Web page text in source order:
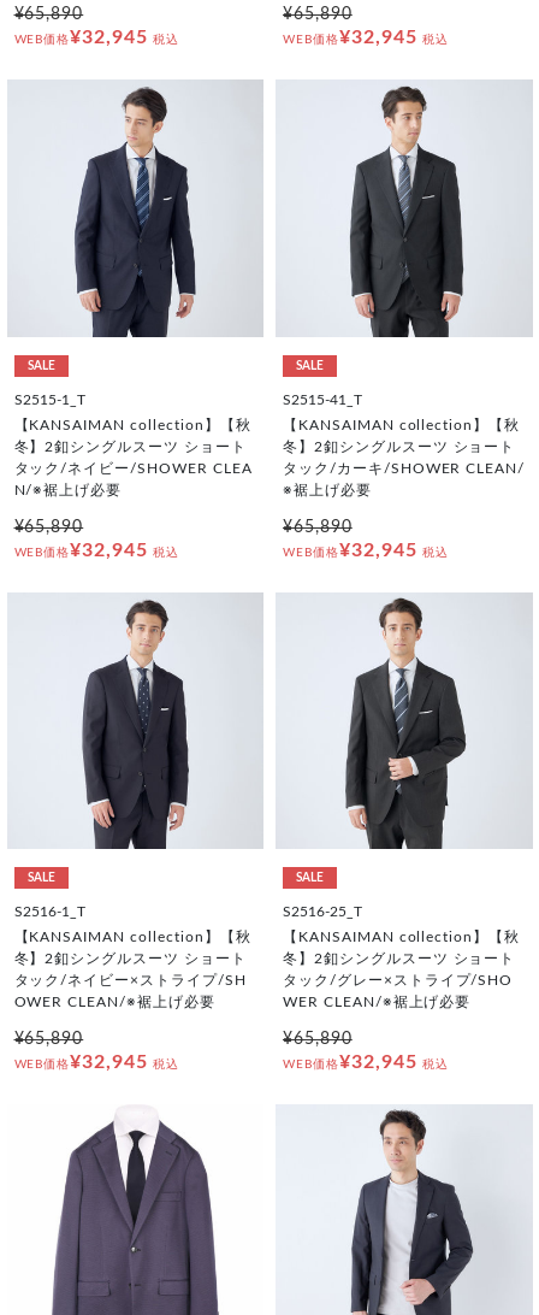
¥65,890
WEB価格¥32,945 税込
¥65,890
WEB価格¥32,945 税込
SALE
S2515-1_T
【KANSAIMAN collection】【秋
冬】2釦シングルスーツ ショート
タック/ネイビー/SHOWER CLEA
N/※裾上げ必要
¥65,890
WEB価格¥32,945 税込
SALE
S2515-41_T
【KANSAIMAN collection】【秋
冬】2釦シングルスーツ ショート
タック/カーキ/SHOWER CLEAN/
※裾上げ必要
¥65,890
WEB価格¥32,945 税込
SALE
S2516-1_T
【KANSAIMAN collection】【秋
冬】2釦シングルスーツ ショート
タック/ネイビー×ストライプ/SH
OWER CLEAN/※裾上げ必要
¥65,890
WEB価格¥32,945 税込
SALE
S2516-25_T
【KANSAIMAN collection】【秋
冬】2釦シングルスーツ ショート
タック/グレー×ストライプ/SHO
WER CLEAN/※裾上げ必要
¥65,890
WEB価格¥32,945 税込